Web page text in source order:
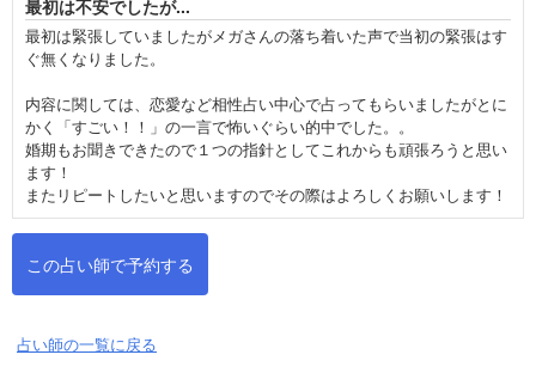
最初は不安でしたが...
最初は緊張していましたがメガさんの落ち着いた声で当初の緊張はす
ぐ無くなりました。
内容に関しては、恋愛など相性占い中心で占ってもらいましたがとに
かく「すごい！！」の一言で怖いぐらい的中でした。。
婚期もお聞きできたので１つの指針としてこれからも頑張ろうと思い
ます！
この占い師で予約する
占い師の一覧に戻る